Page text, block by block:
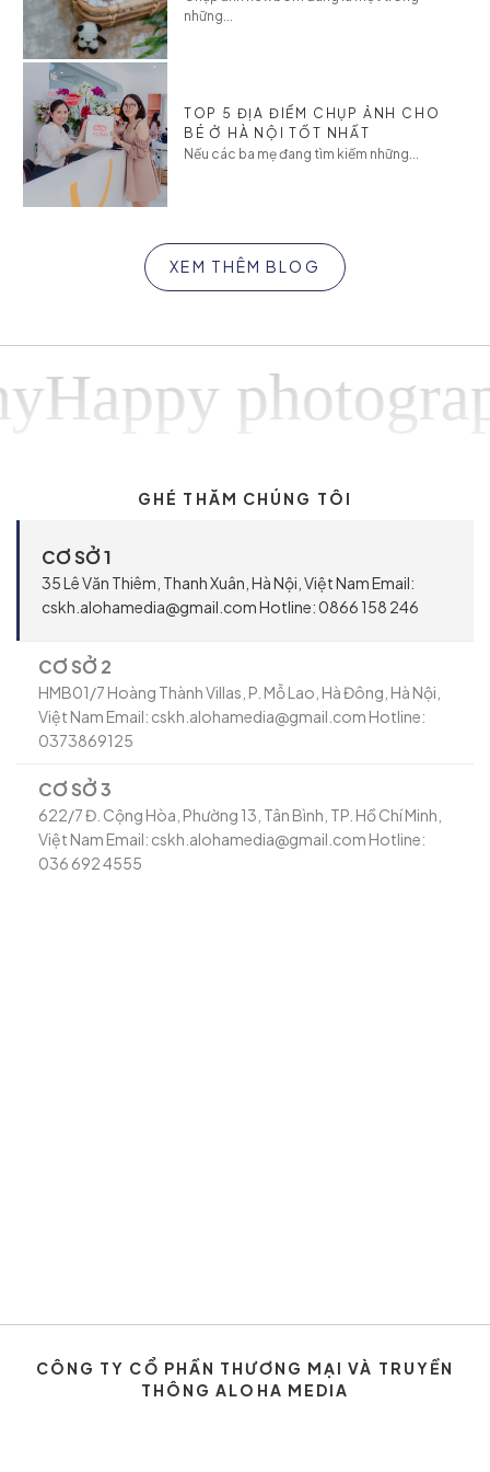
những...
TOP 5 ĐỊA ĐIỂM CHỤP ẢNH CHO
BÉ Ở HÀ NỘI TỐT NHẤT
Nếu các ba mẹ đang tìm kiếm những...
XEM THÊM BLOG
GHÉ THĂM CHÚNG TÔI
CƠ SỞ 1
35 Lê Văn Thiêm, Thanh Xuân, Hà Nội, Việt Nam Email:
cskh.alohamedia@gmail.com Hotline: 0866 158 246
CƠ SỞ 2
HMB01/7 Hoàng Thành Villas, P. Mỗ Lao, Hà Đông, Hà Nội,
Việt Nam Email: cskh.alohamedia@gmail.com Hotline:
0373869125
CƠ SỞ 3
622/7 Đ. Cộng Hòa, Phường 13, Tân Bình, TP. Hồ Chí Minh,
Việt Nam Email: cskh.alohamedia@gmail.com Hotline:
036 692 4555
CÔNG TY CỔ PHẦN THƯƠNG MẠI VÀ TRUYỀN
THÔNG ALOHA MEDIA